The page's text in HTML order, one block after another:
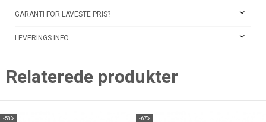
GARANTI FOR LAVESTE PRIS?
LEVERINGS INFO
Relaterede produkter
-58% -67%